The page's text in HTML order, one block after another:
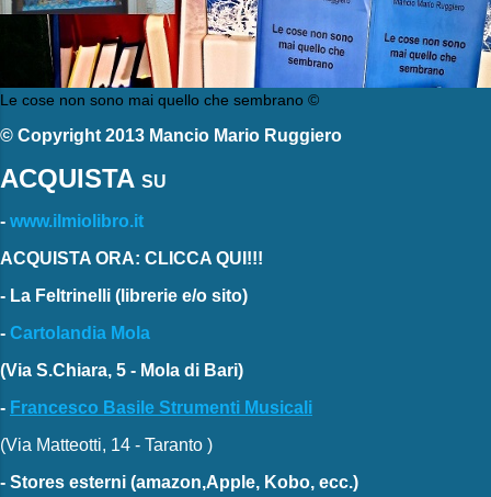
Le cose non sono mai quello che sembrano ©
© Copyright 2013 Mancio Mario Ruggiero
ACQUISTA SU
- www.ilmiolibro.it
ACQUISTA ORA: CLICCA QUI!!!
- La Feltrinelli (librerie e/o sito)
- Cartolandia Mola
(Via S.Chiara, 5 - Mola di Bari)
- Francesco Basile Strumenti Musicali
(Via Matteotti, 14 - Taranto )
- Stores esterni (amazon,Apple, Kobo, ecc.)